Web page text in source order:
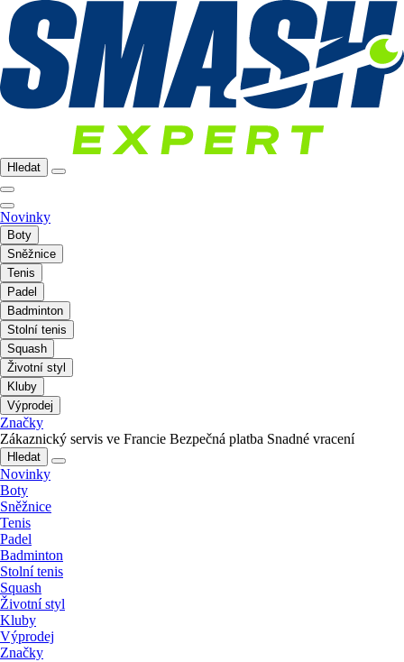
Hledat
Novinky
Boty
Sněžnice
Tenis
Padel
Badminton
Stolní tenis
Squash
Životní styl
Kluby
Výprodej
Značky
Zákaznický servis ve Francie Bezpečná platba Snadné vracení
Hledat
Novinky
Boty
Sněžnice
Tenis
Padel
Badminton
Stolní tenis
Squash
Životní styl
Kluby
Výprodej
Značky